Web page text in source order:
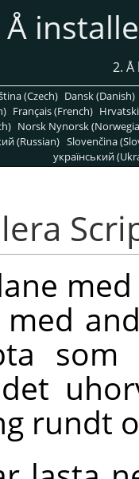
Å
2.
(Czech) Dansk (Danish)
Français (French)
Norsk Nynorsk
(Russian) Slovenčina
український
med
som
rundt